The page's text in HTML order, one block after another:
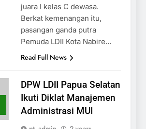
juara I kelas C dewasa.
Berkat kemenangan itu,
pasangan ganda putra
Pemuda LDII Kota Nabire…
Read Full News
DPW LDII Papua Selatan
Ikuti Diklat Manajemen
Administrasi MUI